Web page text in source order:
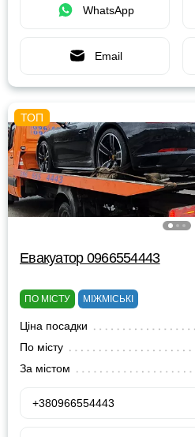
WhatsApp
Email
Евакуатор 0966554443
ПО МІСТУ МІЖМІСЬКІ
Ціна посадки
По місту
За містом
+380966554443